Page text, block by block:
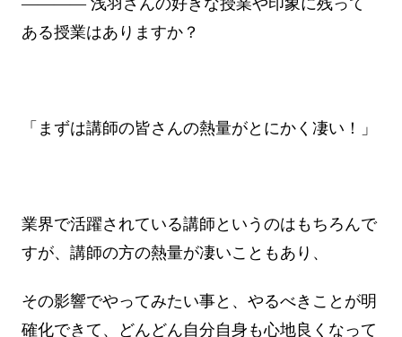
―――― 浅羽さんの好きな授業や印象に残って
ある授業はありますか？
「まずは講師の皆さんの熱量がとにかく凄い！」
業界で活躍されている講師というのはもちろんで
すが、講師の方の熱量が凄いこともあり、
その影響でやってみたい事と、やるべきことが明
確化できて、どんどん自分自身も心地良くなって